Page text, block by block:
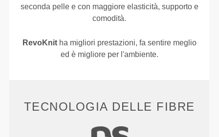
seconda pelle e con maggiore elasticità, supporto e
comodità.
RevoKnitha migliori prestazioni, fa sentire meglio
ed è migliore per l'ambiente.
TECNOLOGIA DELLE FIBRE